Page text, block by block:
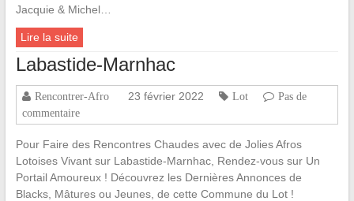
Jacquie & Michel…
Lire la suite
Labastide-Marnhac
Rencontrer-Afro 23 février 2022 Lot
Pas de
commentaire
Pour Faire des Rencontres Chaudes avec de Jolies Afros
Lotoises Vivant sur Labastide-Marnhac, Rendez-vous sur Un
Portail Amoureux ! Découvrez les Dernières Annonces de
Blacks, Mâtures ou Jeunes, de cette Commune du Lot !